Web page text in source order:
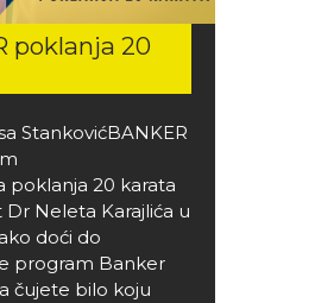
poklanja 20
StankovićBANKER
poklanja 20 karata
Neleta Karajlića u
doći do
program Banker
čujete bilo koju